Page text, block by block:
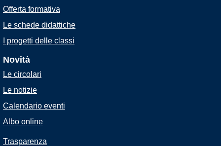
Offerta formativa
Le schede didattiche
I progetti delle classi
Novità
Le circolari
Le notizie
Calendario eventi
Albo online
Trasparenza